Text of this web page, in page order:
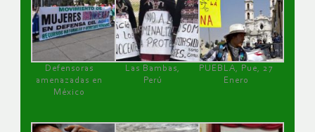
Defensoras
amenazadas en
México
Las Bambas,
Perú
PUEBLA, Pue, 27
Enero